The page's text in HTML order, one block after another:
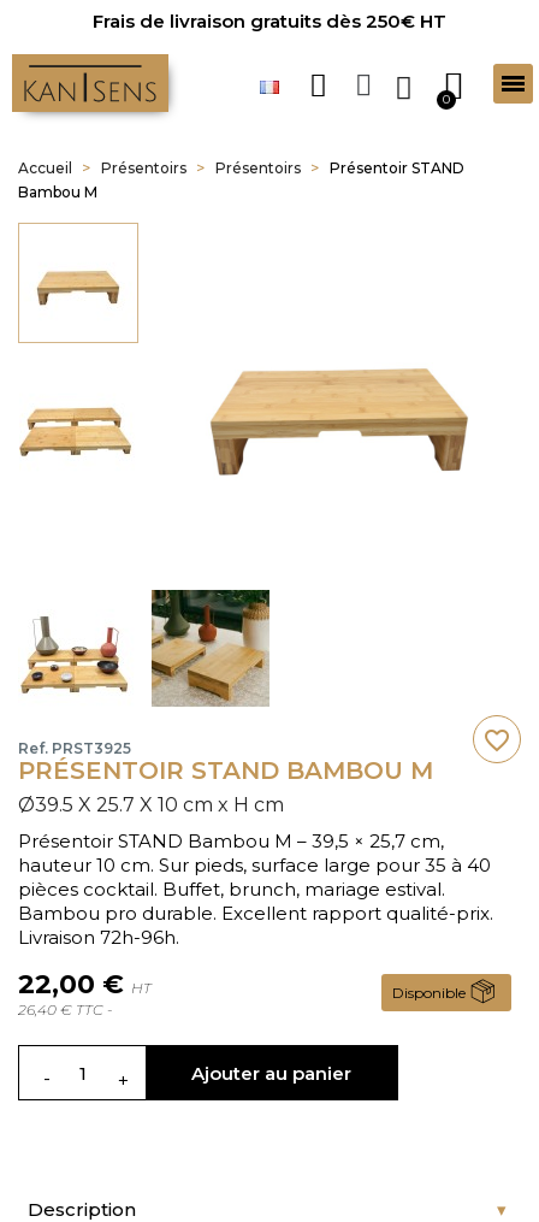
Frais de livraison gratuits dès 250€ HT
Accueil Présentoirs Présentoirs
Présentoir STAND
Bambou M
Ref. PRST3925
PRÉSENTOIR STAND BAMBOU M
Ø39.5 X 25.7 X 10 cm x H cm
Présentoir STAND Bambou M – 39,5 × 25,7 cm,
hauteur 10 cm. Sur pieds, surface large pour 35 à 40
pièces cocktail. Buffet, brunch, mariage estival.
Bambou pro durable. Excellent rapport qualité-prix.
Livraison 72h-96h.
22,00 € HT
26,40 € TTC -
Disponible
Ajouter au panier
favorite_border
Description